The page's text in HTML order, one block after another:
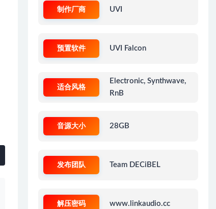
制作厂商 UVI
预置软件 UVI Falcon
适合风格
Electronic, Synthwave,
RnB
音源大小 28GB
发布团队 Team DECiBEL
解压密码 www.linkaudio.cc